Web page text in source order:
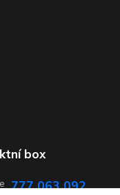
box
777 063 092